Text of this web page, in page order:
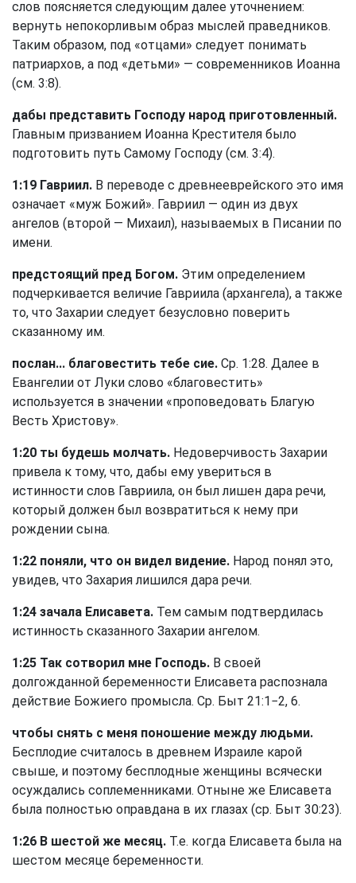
слов поясняется следующим далее уточнением:
вернуть непокорливым образ мыслей праведников.
Таким образом, под «отцами» следует понимать
патриархов, а под «детьми» — современников Иоанна
(см. 3:8).
дабы представить Господу народ приготовленный.
Главным призванием Иоанна Крестителя было
подготовить путь Самому Господу (см. 3:4).
1:19 Гавриил. В переводе с древнееврейского это имя
означает «муж Божий». Гавриил — один из двух
ангелов (второй — Михаил), называемых в Писании по
имени.
предстоящий пред Богом. Этим определением
подчеркивается величие Гавриила (архангела), а также
то, что Захарии следует безусловно поверить
сказанному им.
послан... благовестить тебе сие. Ср. 1:28. Далее в
Евангелии от Луки слово «благовестить»
используется в значении «проповедовать Благую
Весть Христову».
1:20 ты будешь молчать. Недоверчивость Захарии
привела к тому, что, дабы ему увериться в
истинности слов Гавриила, он был лишен дара речи,
который должен был возвратиться к нему при
рождении сына.
1:22 поняли, что он видел видение. Народ понял это,
увидев, что Захария лишился дара речи.
1:24 зачала Елисавета. Тем самым подтвердилась
истинность сказанного Захарии ангелом.
1:25 Так сотворил мне Господь. В своей
долгожданной беременности Елисавета распознала
действие Божиего промысла. Ср. Быт 21:1−2, 6.
чтобы снять с меня поношение между людьми.
Бесплодие считалось в древнем Израиле карой
свыше, и поэтому бесплодные женщины всячески
осуждались соплеменниками. Отныне же Елисавета
была полностью оправдана в их глазах (ср. Быт 30:23).
1:26 В шестой же месяц. Т.е. когда Елисавета была на
шестом месяце беременности.